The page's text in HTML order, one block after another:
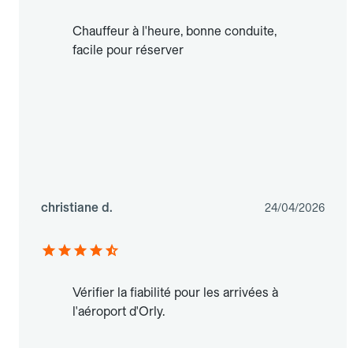
Chauffeur à l'heure, bonne conduite,
facile pour réserver
christiane d. 24/04/2026
Vérifier la fiabilité pour les arrivées à
l'aéroport d'Orly.